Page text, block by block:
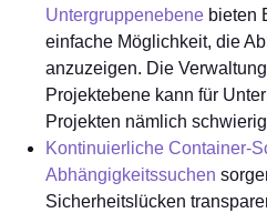
Untergruppenebene bieten
einfache Möglichkeit, die
anzuzeigen. Die
Projektebene kann für
Projekten nämlich
Kontinuierliche Container-
Abhängigkeitssuchen
Sicherheitslücken